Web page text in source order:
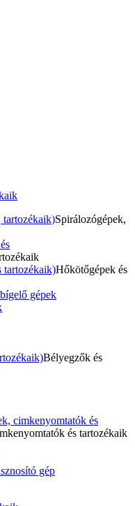
tartozékaik)Spirálozógépek,
tartozékaik)Hőkötőgépek és
gépek
Bélyegzők és
cimkenyomtatók és
és tartozékaik
gép